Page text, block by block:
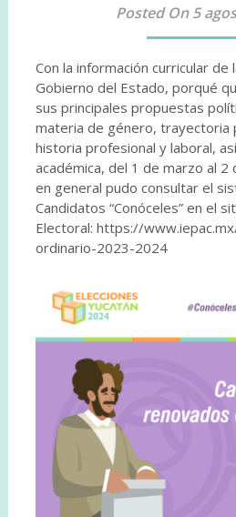
Posted On 5
Con la información curricular de
Gobierno del Estado, porqué
sus principales propuestas
materia de género, trayectoria
historia profesional y laboral,
académica, del 1 de marzo al 2
en general pudo consultar el
Candidatos “Conóceles” en el
Electoral: https://
ordinario-2023-2024